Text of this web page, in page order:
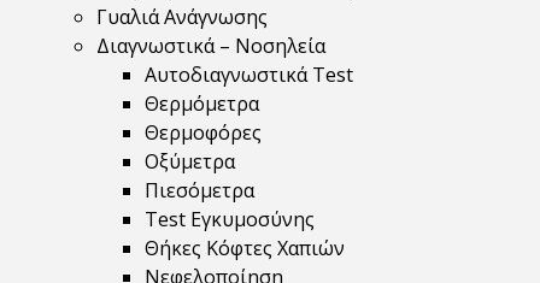
Γυαλιά Ανάγνωσης
Διαγνωστικά – Νοσηλεία
Αυτοδιαγνωστικά Test
Θερμόμετρα
Θερμοφόρες
Οξύμετρα
Πιεσόμετρα
Test Εγκυμοσύνης
Θήκες Κόφτες Χαπιών
Νεφελοποίηση